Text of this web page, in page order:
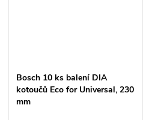
Bosch 10 ks balení DIA
kotoučů Eco for Universal, 230
mm